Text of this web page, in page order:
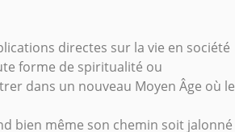
directes sur la vie en société
forme de spiritualité ou
dans un nouveau Moyen Âge où le
bien même son chemin soit jalonné